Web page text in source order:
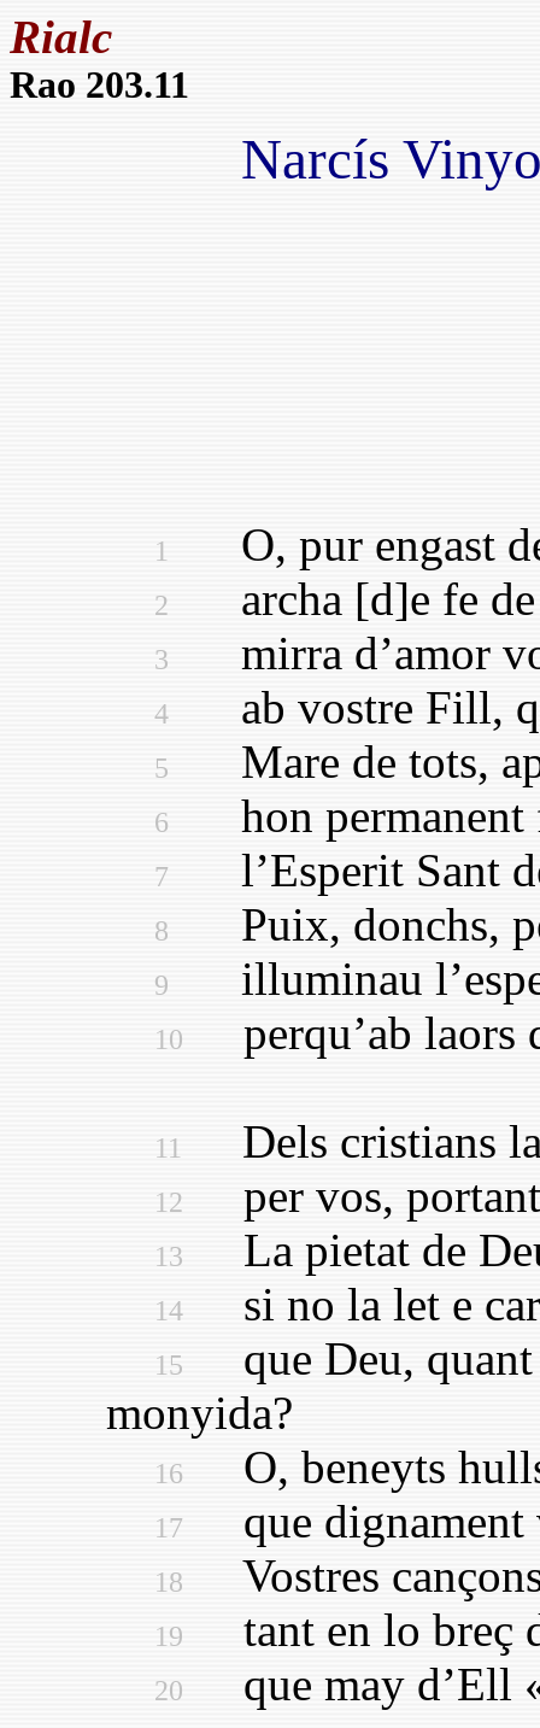
Rialc
Rao 203.11
Narcís
1 O, pur engast
2 archa [d]e fe de
3 mirra d’amor
4 ab vostre Fill,
5 Mare de tots,
6 hon permanent
7 l’Esperit Sant
8 Puix, donchs,
9 illuminau
10 perqu’ab laors
11 Dels cristians
12 per vos, portant
13 La pietat de
14 si no la let e
15
que Deu, quant
monyida?
16 O, beneyts
17 que dignament
18 Vostres
19 tant en lo breç
20 que may d’Ell